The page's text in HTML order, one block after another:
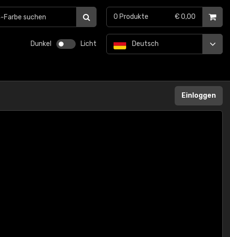
Dunkel Licht Deutsch
0 Produkte € 0,00
Einloggen